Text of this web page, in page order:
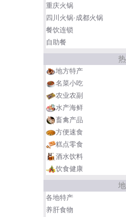
重庆火锅
四川火锅·成都火锅
餐饮连锁
自助餐
地方特产
名菜小吃
农业农副
水产海鲜
畜禽产品
方便速食
糕点零食
酒水饮料
饮食健康
各地特产
养肝食物